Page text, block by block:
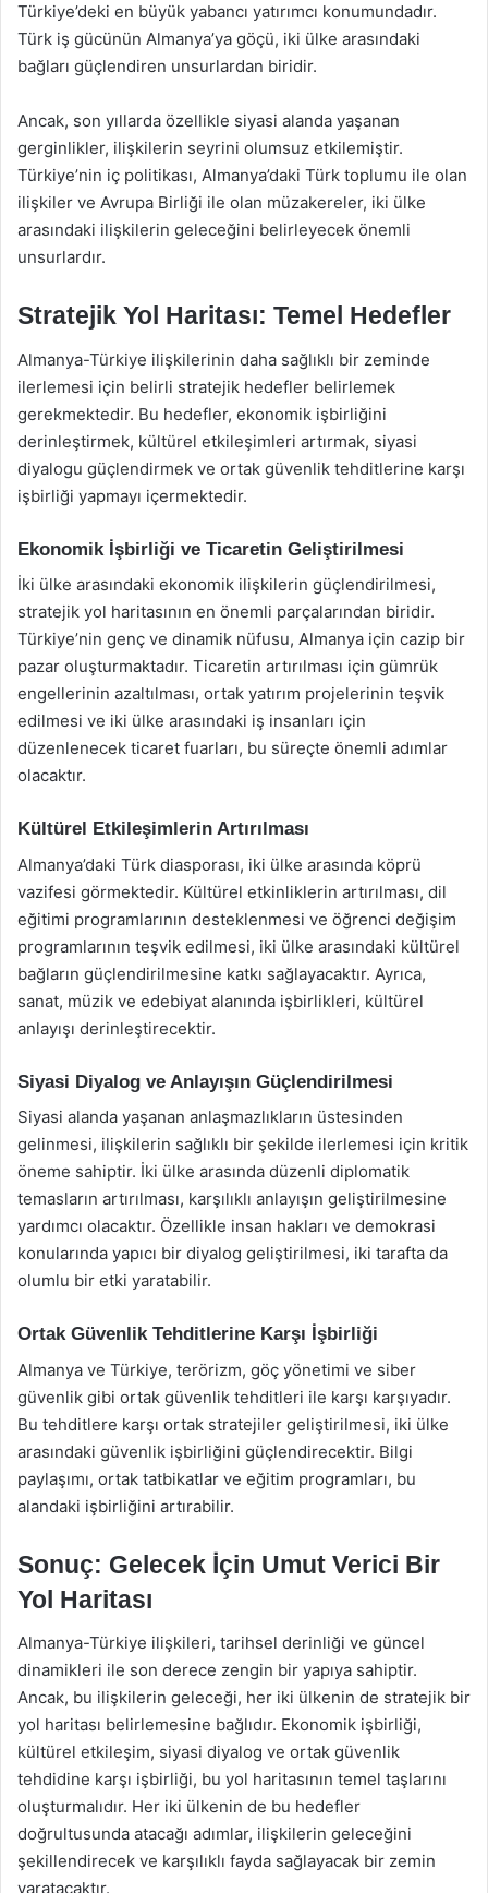
Türkiye’deki en büyük yabancı yatırımcı konumundadır.
Türk iş gücünün Almanya’ya göçü, iki ülke arasındaki
bağları güçlendiren unsurlardan biridir.
Ancak, son yıllarda özellikle siyasi alanda yaşanan
gerginlikler, ilişkilerin seyrini olumsuz etkilemiştir.
Türkiye’nin iç politikası, Almanya’daki Türk toplumu ile olan
ilişkiler ve Avrupa Birliği ile olan müzakereler, iki ülke
arasındaki ilişkilerin geleceğini belirleyecek önemli
unsurlardır.
Stratejik Yol Haritası: Temel Hedefler
Almanya-Türkiye ilişkilerinin daha sağlıklı bir zeminde
ilerlemesi için belirli stratejik hedefler belirlemek
gerekmektedir. Bu hedefler, ekonomik işbirliğini
derinleştirmek, kültürel etkileşimleri artırmak, siyasi
diyalogu güçlendirmek ve ortak güvenlik tehditlerine karşı
işbirliği yapmayı içermektedir.
Ekonomik İşbirliği ve Ticaretin Geliştirilmesi
İki ülke arasındaki ekonomik ilişkilerin güçlendirilmesi,
stratejik yol haritasının en önemli parçalarından biridir.
Türkiye’nin genç ve dinamik nüfusu, Almanya için cazip bir
pazar oluşturmaktadır. Ticaretin artırılması için gümrük
engellerinin azaltılması, ortak yatırım projelerinin teşvik
edilmesi ve iki ülke arasındaki iş insanları için
düzenlenecek ticaret fuarları, bu süreçte önemli adımlar
olacaktır.
Kültürel Etkileşimlerin Artırılması
Almanya’daki Türk diasporası, iki ülke arasında köprü
vazifesi görmektedir. Kültürel etkinliklerin artırılması, dil
eğitimi programlarının desteklenmesi ve öğrenci değişim
programlarının teşvik edilmesi, iki ülke arasındaki kültürel
bağların güçlendirilmesine katkı sağlayacaktır. Ayrıca,
sanat, müzik ve edebiyat alanında işbirlikleri, kültürel
anlayışı derinleştirecektir.
Siyasi Diyalog ve Anlayışın Güçlendirilmesi
Siyasi alanda yaşanan anlaşmazlıkların üstesinden
gelinmesi, ilişkilerin sağlıklı bir şekilde ilerlemesi için kritik
öneme sahiptir. İki ülke arasında düzenli diplomatik
temasların artırılması, karşılıklı anlayışın geliştirilmesine
yardımcı olacaktır. Özellikle insan hakları ve demokrasi
konularında yapıcı bir diyalog geliştirilmesi, iki tarafta da
olumlu bir etki yaratabilir.
Ortak Güvenlik Tehditlerine Karşı İşbirliği
Almanya ve Türkiye, terörizm, göç yönetimi ve siber
güvenlik gibi ortak güvenlik tehditleri ile karşı karşıyadır.
Bu tehditlere karşı ortak stratejiler geliştirilmesi, iki ülke
arasındaki güvenlik işbirliğini güçlendirecektir. Bilgi
paylaşımı, ortak tatbikatlar ve eğitim programları, bu
alandaki işbirliğini artırabilir.
Sonuç: Gelecek İçin Umut Verici Bir
Yol Haritası
Almanya-Türkiye ilişkileri, tarihsel derinliği ve güncel
dinamikleri ile son derece zengin bir yapıya sahiptir.
Ancak, bu ilişkilerin geleceği, her iki ülkenin de stratejik bir
yol haritası belirlemesine bağlıdır. Ekonomik işbirliği,
kültürel etkileşim, siyasi diyalog ve ortak güvenlik
tehdidine karşı işbirliği, bu yol haritasının temel taşlarını
oluşturmalıdır. Her iki ülkenin de bu hedefler
doğrultusunda atacağı adımlar, ilişkilerin geleceğini
şekillendirecek ve karşılıklı fayda sağlayacak bir zemin
yaratacaktır.